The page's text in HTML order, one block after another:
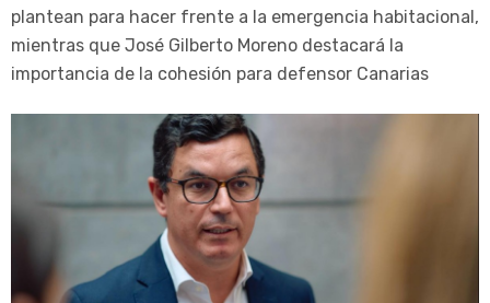
plantean para hacer frente a la emergencia habitacional,
mientras que José Gilberto Moreno destacará la
importancia de la cohesión para defensor Canarias